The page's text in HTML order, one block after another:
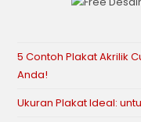
5 Contoh Plakat Akrilik
Anda!
Ukuran Plakat Ideal: